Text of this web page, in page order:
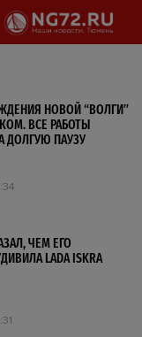
НОВОЙ “ВОЛГИ”
ВСЕ РАБОТЫ
ДОЛГУЮ ПАУЗУ
ЧЕМ ЕГО
LADA ISKRA